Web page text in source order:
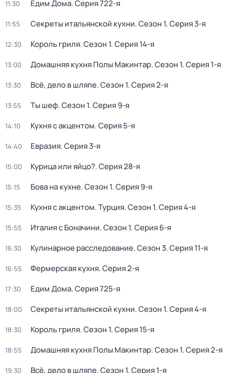
11:30 Едим Дома. Серия 722-я
11:55 Секреты итальянской кухни. Сезон 1. Серия 3-я
12:30 Король гриля. Сезон 1. Серия 14-я
13:00 Домашняя кухня Полы Макинтар. Сезон 1. Серия 1-я
13:30 Всё, дело в шляпе. Сезон 1. Серия 2-я
13:55 Ты шеф. Сезон 1. Серия 9-я
14:10 Кухня с акцентом. Серия 5-я
14:40 Евразия. Серия 3-я
15:00 Курица или яйцо?. Серия 28-я
15:15 Бова на кухне. Сезон 1. Серия 9-я
15:35 Кухня с акцентом. Турция. Сезон 1. Серия 4-я
15:55 Италия с Боначини. Сезон 1. Серия 6-я
16:30 Кулинарное расследование. Сезон 3. Серия 11-я
16:55 Фермерская кухня. Серия 2-я
17:30 Едим Дома. Серия 725-я
18:00 Секреты итальянской кухни. Сезон 1. Серия 4-я
18:30 Король гриля. Сезон 1. Серия 15-я
18:55 Домашняя кухня Полы Макинтар. Сезон 1. Серия 2-я
19:30 Всё, дело в шляпе. Сезон 1. Серия 1-я